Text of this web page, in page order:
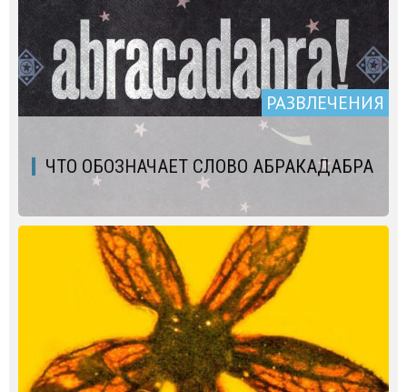
РАЗВЛЕЧЕНИЯ
ЧТО ОБОЗНАЧАЕТ СЛОВО АБРАКАДАБРА